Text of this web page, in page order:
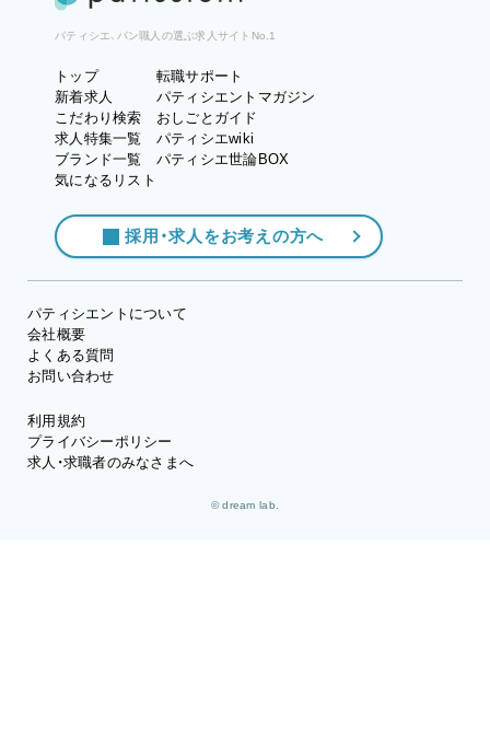
パティシエ、パン職人の選ぶ求人サイトNo.1
トップ
新着求人
こだわり検索
求人特集一覧
ブランド一覧
気になるリスト
転職サポート
パティシエントマガジン
おしごとガイド
パティシエwiki
パティシエ世論BOX
採用・求人をお考えの方へ
パティシエントについて
会社概要
よくある質問
お問い合わせ
利用規約
プライバシーポリシー
求人・求職者のみなさまへ
© dream lab.